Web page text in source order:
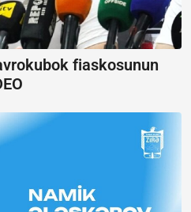
fiaskosunun